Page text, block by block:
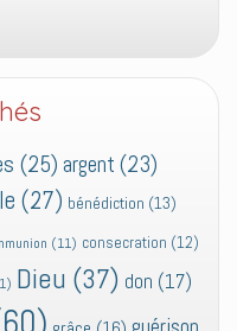
(25) argent (23)
(27) bénédiction (13)
(11) consecration (12)
Dieu (37) don (17)